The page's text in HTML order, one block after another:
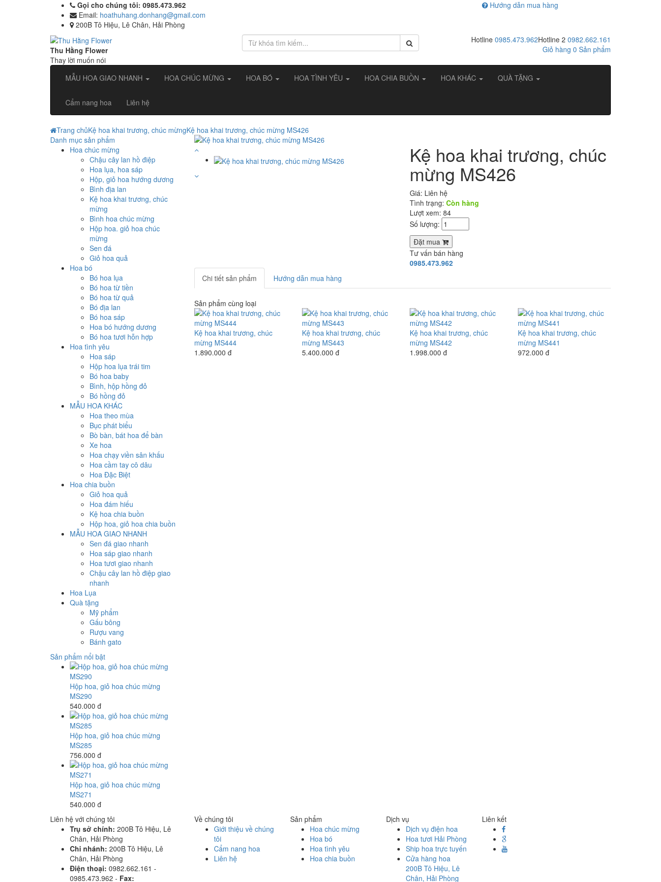
Gọi cho chúng tôi: 0985.473.962
Email: hoathuhang.donhang@gmail.com
200B Tô Hiệu, Lê Chân, Hải Phòng
Hướng dẫn mua hàng
Thu Hằng Flower
Thay lời muốn nói
Hotline 2 0982.662.161
Hotline 0985.473.962
Giỏ hàng 0 Sản phẩm
MẪU HOA GIAO NHANH HOA CHÚC MỪNG HOA BÓ HOA TÌNH YÊU HOA CHIA BUỒN HOA KHÁC QUÀ TẶNG
Cẩm nang hoa Liên hệ
Trang chủKệ hoa khai trương, chúc mừngKệ hoa khai trương, chúc mừng MS426
Kệ hoa khai trương, chúc
mừng MS426
Giá: Liên hệ
Tình trạng:Còn hàng
Lượt xem: 84
Số lượng:
Đặt mua
Tư vấn bán hàng
0985.473.962
Chi tiết sản phẩm
Hướng dẫn mua hàng
Sản phẩm cùng loại
Kệ hoa khai trương, chúc
mừng MS444
1.890.000 đ
Kệ hoa khai trương, chúc
mừng MS443
5.400.000 đ
Kệ hoa khai trương, chúc
mừng MS442
1.998.000 đ
Kệ hoa khai trương, chúc
mừng MS441
972.000 đ
Danh mục sản phẩm
Hoa chúc mừng
Chậu cây lan hồ điệp
Hoa lụa, hoa sáp
Hộp, giỏ hoa hướng dương
Bình địa lan
Kệ hoa khai trương, chúc
mừng
Bình hoa chúc mừng
Hộp hoa. giỏ hoa chúc
mừng
Sen đá
Giỏ hoa quả
Hoa bó
Bó hoa lụa
Bó hoa từ tiền
Bó hoa từ quả
Bó địa lan
Bó hoa sáp
Hoa bó hướng dương
Bó hoa tươi hỗn hợp
Hoa tình yêu
Hoa sáp
Hộp hoa lụa trái tim
Bó hoa baby
Bình, hộp hồng đỏ
Bó hồng đỏ
MẪU HOA KHÁC
Hoa theo mùa
Bục phát biểu
Bò bàn, bát hoa để bàn
Xe hoa
Hoa chạy viền sân khấu
Hoa cầm tay cô dâu
Hoa Đặc Biệt
Hoa chia buồn
Giỏ hoa quả
Hoa đám hiếu
Kệ hoa chia buồn
Hộp hoa, giỏ hoa chia buồn
MẪU HOA GIAO NHANH
Sen đá giao nhanh
Hoa sáp giao nhanh
Hoa tươi giao nhanh
Chậu cây lan hồ điệp giao
nhanh
Hoa Lụa
Quà tặng
Mỹ phẩm
Gấu bông
Rượu vang
Bánh gato
Sản phẩm nổi bật
Hộp hoa, giỏ hoa chúc mừng
MS290
540.000 đ
Hộp hoa, giỏ hoa chúc mừng
MS285
756.000 đ
Hộp hoa, giỏ hoa chúc mừng
MS271
540.000 đ
Liên hệ với chúng tôi
Trụ sở chính: 200B Tô Hiệu, Lê
Chân, Hải Phòng
Chi nhánh: 200B Tô Hiệu, Lê
Chân, Hải Phòng
Điện thoại: 0982.662.161 -
0985.473.962 - Fax:
Về chúng tôi
Giới thiệu về chúng
tôi
Cẩm nang hoa
Liên hệ
Sản phẩm
Hoa chúc mừng
Hoa bó
Hoa tình yêu
Hoa chia buồn
Dịch vụ
Dịch vụ điện hoa
Hoa tươi Hải Phòng
Ship hoa trực tuyến
Cửa hàng hoa
200B Tô Hiệu, Lê
Chân, Hải Phòng
Liên kết